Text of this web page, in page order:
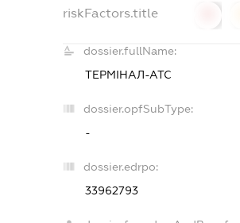
riskFactors.title
dossier.fullName:
ТЕРМІНАЛ-АТС
dossier.opfSubType:
-
dossier.edrpo:
33962793